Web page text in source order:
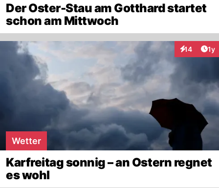
Der Oster-Stau am Gotthard startet
schon am Mittwoch
14 1y
Wetter
Karfreitag sonnig – an Ostern regnet
es wohl